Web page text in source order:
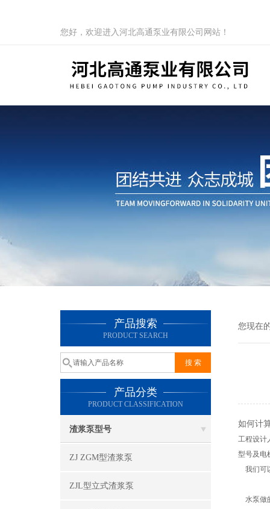
您好，欢迎进入河北高通泵业有限公司网站！
产品搜索
PRODUCT SEARCH
产品分类
PRODUCT CLASSIFICATION
渣浆泵型号
ZJ ZGM型渣浆泵
ZJL型立式渣浆泵
您现在
如何计
工程设计
型号及电
我们可
水泵做